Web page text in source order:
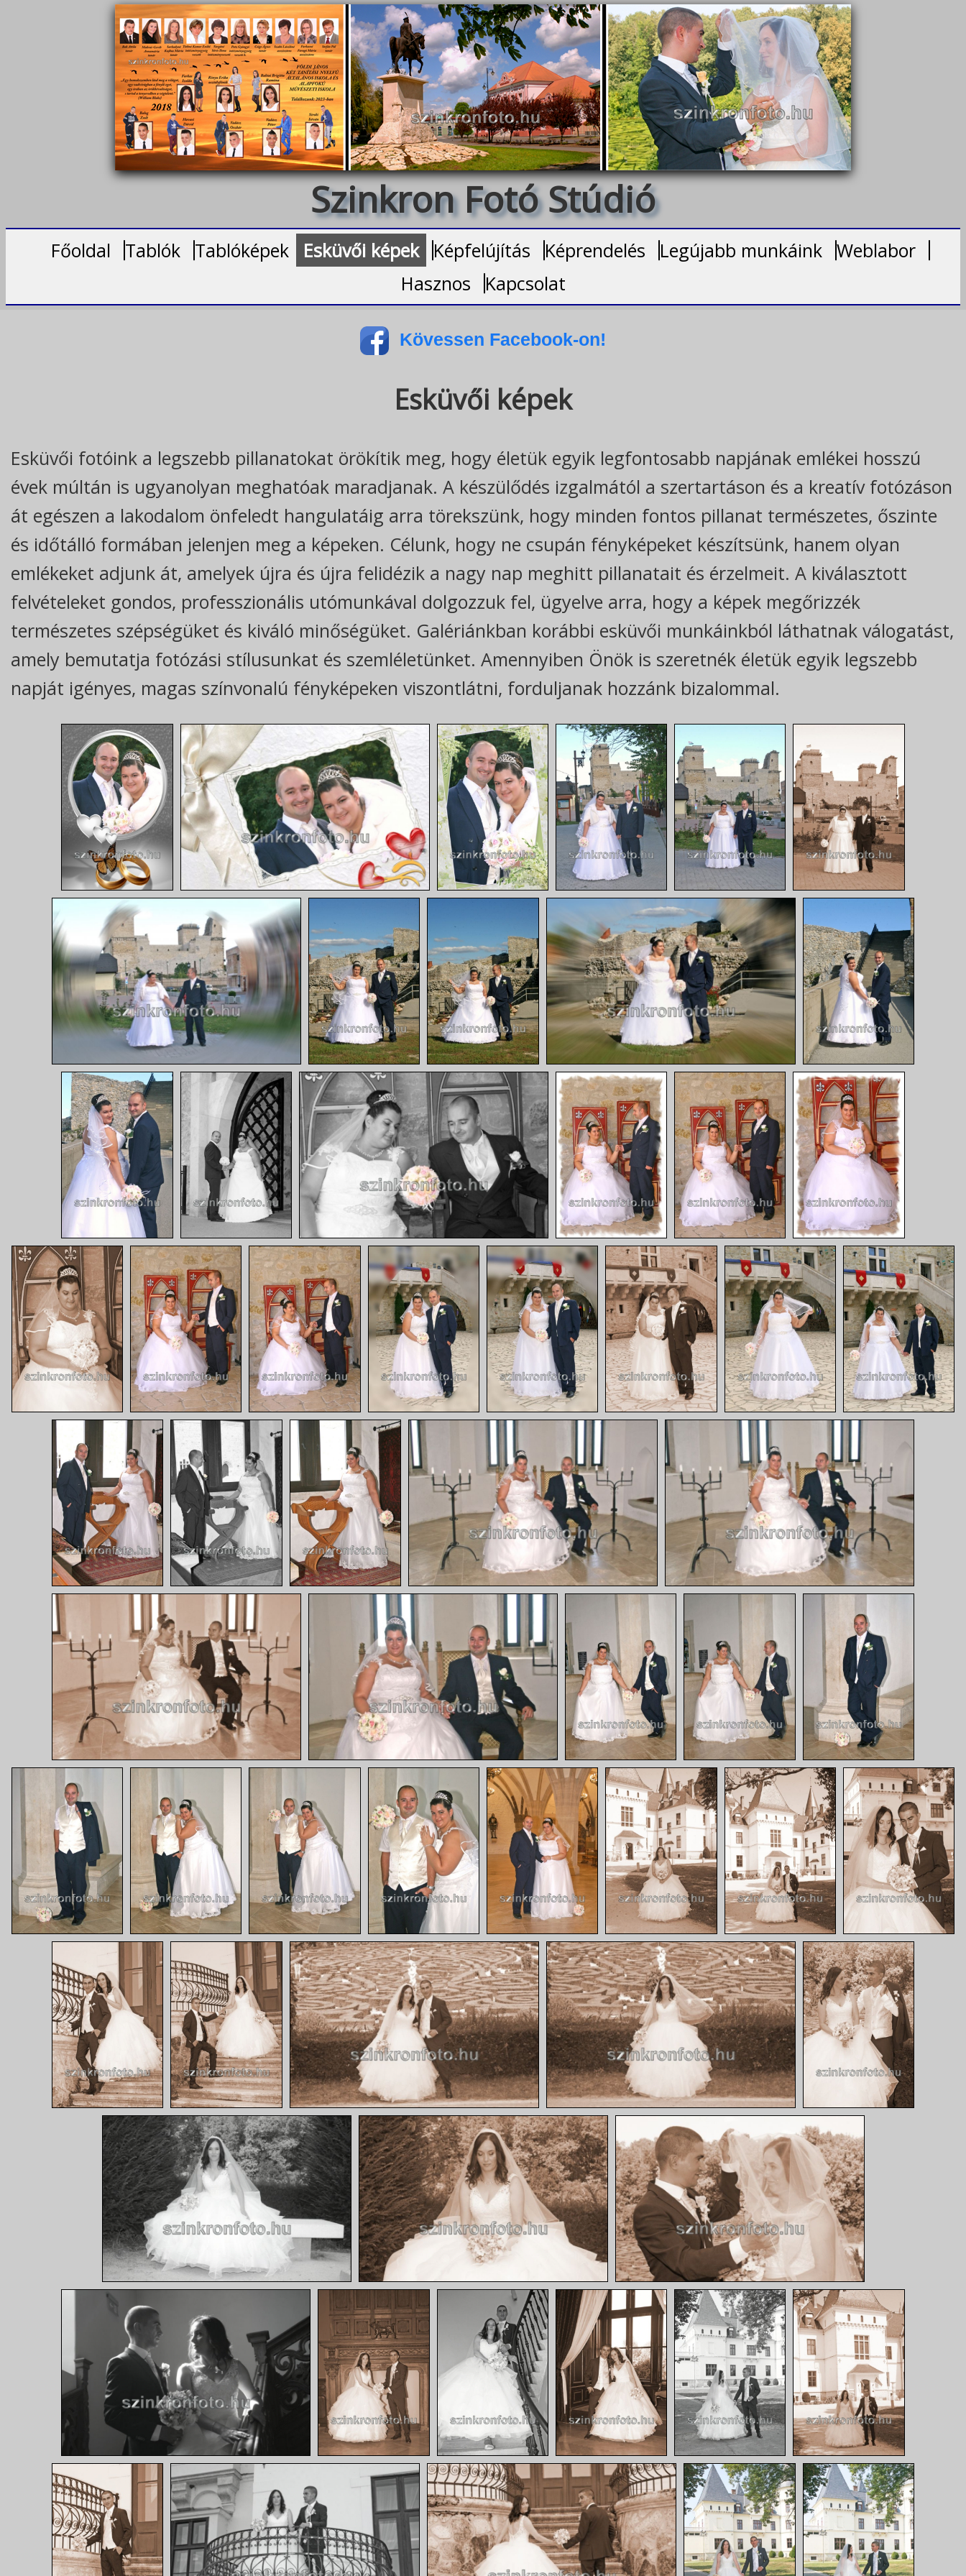
Szinkron Fotó Stúdió
Főoldal Tablók Tablóképek Esküvői képek Képfelújítás Képrendelés Legújabb munkáink
Weblabor
Hasznos
Kapcsolat
Kövessen Facebook-on!
Esküvői képek
Esküvői fotóink a legszebb pillanatokat örökítik meg, hogy életük egyik legfontosabb napjának emlékei hosszú
évek múltán is ugyanolyan meghatóak maradjanak. A készülődés izgalmától a szertartáson és a kreatív fotózáson
át egészen a lakodalom önfeledt hangulatáig arra törekszünk, hogy minden fontos pillanat természetes, őszinte
és időtálló formában jelenjen meg a képeken. Célunk, hogy ne csupán fényképeket készítsünk, hanem olyan
emlékeket adjunk át, amelyek újra és újra felidézik a nagy nap meghitt pillanatait és érzelmeit. A kiválasztott
felvételeket gondos, professzionális utómunkával dolgozzuk fel, ügyelve arra, hogy a képek megőrizzék
természetes szépségüket és kiváló minőségüket. Galériánkban korábbi esküvői munkáinkból láthatnak válogatást,
amely bemutatja fotózási stílusunkat és szemléletünket. Amennyiben Önök is szeretnék életük egyik legszebb
napját igényes, magas színvonalú fényképeken viszontlátni, forduljanak hozzánk bizalommal.